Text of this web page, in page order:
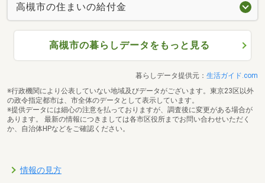
高槻市の住まいの給付金
高槻市の暮らしデータをもっと見る
暮らしデータ提供元： 生活ガイド.com
※行政機関により公表していない地域及びデータがございます。東京23区以外
の政令指定都市は、市全体のデータとして表示しています。
※提供データには細心の注意を払っておりますが、調査後に変更がある場合が
あります。 最新の情報につきましては各市区役所までお問い合わせいただく
か、自治体HPなどをご確認ください。
情報の見方